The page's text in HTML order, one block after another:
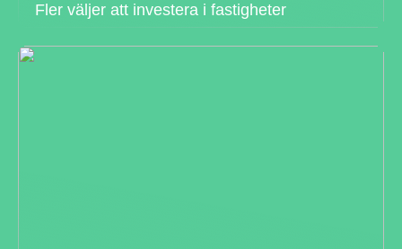
Fler väljer att investera i fastigheter